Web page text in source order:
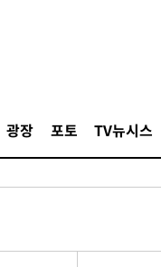
광장 포토 TV뉴시스